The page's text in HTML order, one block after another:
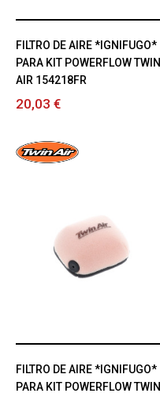
FILTRO DE AIRE *IGNIFUGO*
PARA KIT POWERFLOW TWIN
AIR 154218FR
20,03 €
FILTRO DE AIRE *IGNIFUGO*
PARA KIT POWERFLOW TWIN